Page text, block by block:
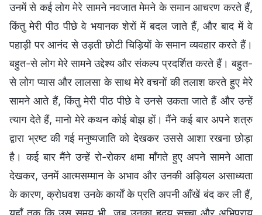
उनमें से कई लोग मेरे सामने नवजात मेमने के समान आचरण करते हैं,
किंतु मेरी पीठ पीछे वे भयानक शेरों में बदल जाते हैं, और बाद में वे
पहाड़ी पर आनंद से उड़ती छोटी चिड़ियों के समान व्यवहार करते हैं।
बहुत-से लोग मेरे सामने उद्देश्य और संकल्प प्रदर्शित करते हैं। बहुत-
से लोग प्यास और लालसा के साथ मेरे वचनों की तलाश करते हुए मेरे
सामने आते हैं, किंतु मेरी पीठ पीछे वे उनसे उकता जाते हैं और उन्हें
त्याग देते हैं, मानो मेरे कथन कोई बोझ हों। मैंने कई बार अपने शत्रु
द्वारा भ्रष्ट की गई मनुष्यजाति को देखकर उससे आशा रखना छोड़ा
है। कई बार मैंने उन्हें रो-रोकर क्षमा माँगते हुए अपने सामने आता
देखकर, उनमें आत्मसम्मान के अभाव और उनकी अड़ियल असाध्यता
के कारण, क्रोधवश उनके कार्यों के प्रति अपनी आँखें बंद कर ली हैं,